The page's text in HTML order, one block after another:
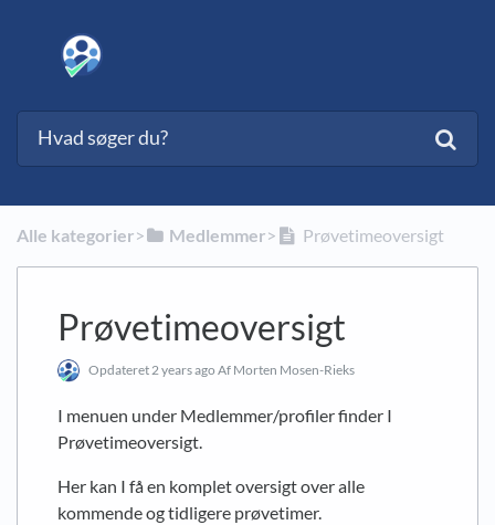
Alle kategorier​>​ ​Medlemmer​>​ Prøvetimeoversigt
Prøvetimeoversigt
Opdateret 2 years ago Af Morten Mosen-Rieks
I menuen under Medlemmer/profiler finder I
Prøvetimeoversigt.
Her kan I få en komplet oversigt over alle
kommende og tidligere prøvetimer.